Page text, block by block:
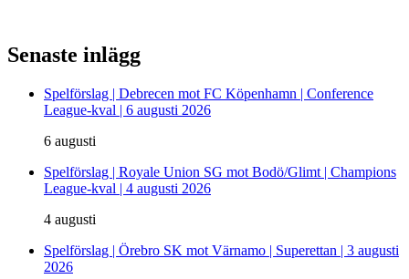
Senaste inlägg
Spelförslag | Debrecen mot FC Köpenhamn | Conference
League-kval | 6 augusti 2026
6 augusti
Spelförslag | Royale Union SG mot Bodö/Glimt | Champions
League-kval | 4 augusti 2026
4 augusti
Spelförslag | Örebro SK mot Värnamo | Superettan | 3 augusti
2026